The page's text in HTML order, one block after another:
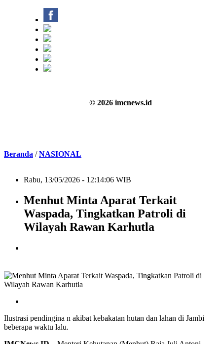
© 2026 imcnews.id
Beranda /NASIONAL
Rabu, 13/05/2026 - 12:14:06 WIB
Menhut Minta Aparat Terkait
Waspada, Tingkatkan Patroli di
Wilayah Rawan Karhutla
Ilustrasi pendingina n akibat kebakatan hutan dan lahan di Jambi
beberapa waktu lalu.